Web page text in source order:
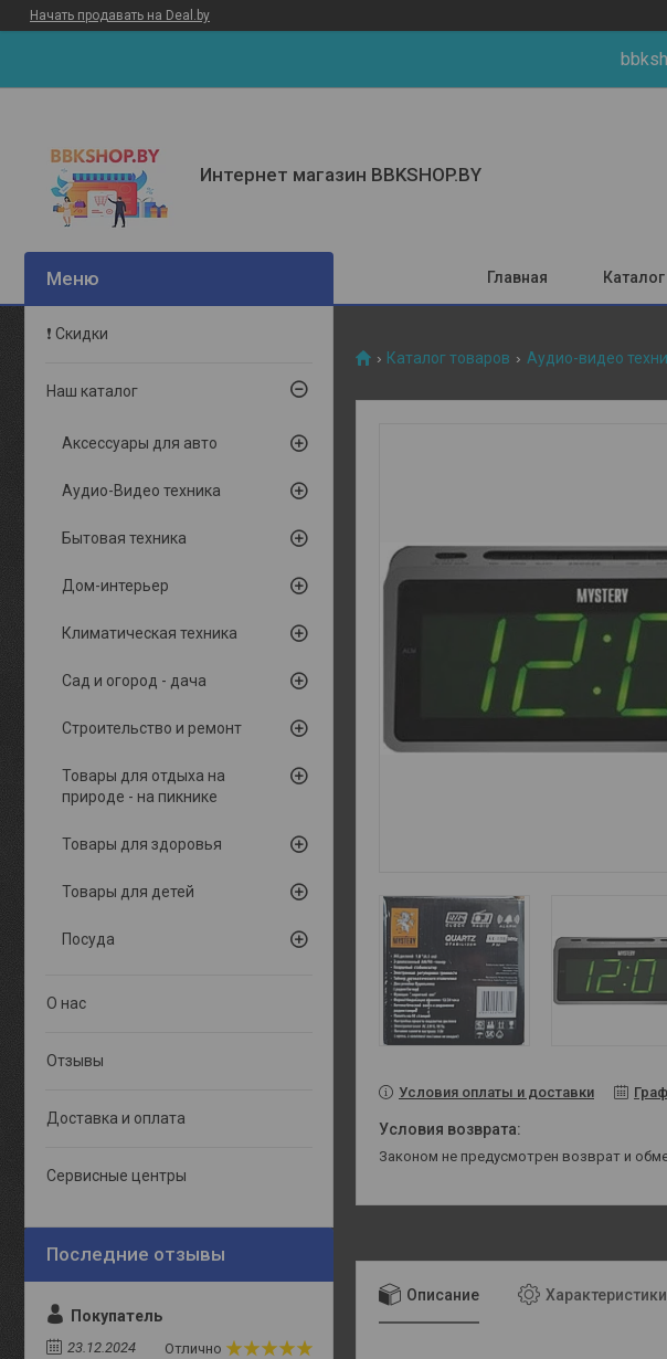
Начать продавать на Deal.by
Интернет магазин BBKSHOP.BY
Главная
Каталог товаров Аудио-видео
Условия оплаты и доставки
Законом не предусмотрен возврат и
Описание Характеристики
❗ Скидки
Наш каталог
Аксессуары для авто
Аудио-Видео техника
Бытовая техника
Дом-интерьер
Климатическая техника
Сад и огород - дача
Строительство и ремонт
Товары для отдыха на
природе - на пикнике
Товары для здоровья
Товары для детей
Посуда
О нас
Отзывы
Доставка и оплата
Сервисные центры
Покупатель
23.12.2024 Отлично